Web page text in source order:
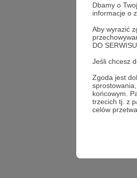
Dbamy o
informacje o
Aby wyrazić
DO SERWISU.
Jeśli chcesz
Zgoda jest
końcowym.
trzecich tj. z
celów